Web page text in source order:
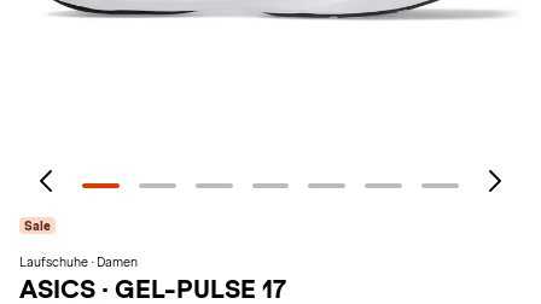
Sale
Laufschuhe · Damen
ASICS · GEL-PULSE 17